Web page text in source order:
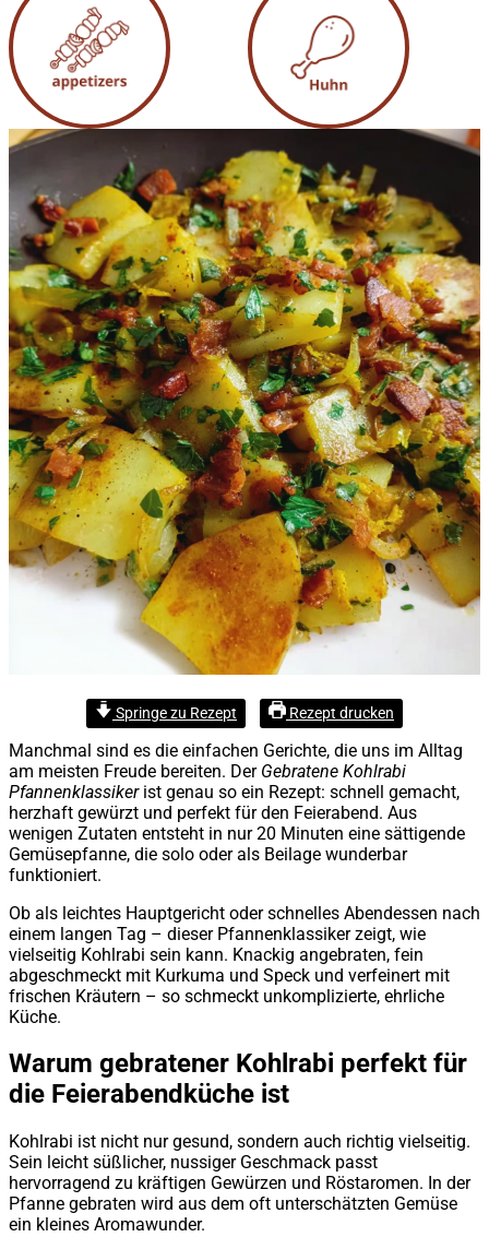
Springe zu Rezept Rezept drucken
Manchmal sind es die einfachen Gerichte, die uns im Alltag
am meisten Freude bereiten. Der Gebratene Kohlrabi
Pfannenklassikerist genau so ein Rezept: schnell gemacht,
herzhaft gewürzt und perfekt für den Feierabend. Aus
wenigen Zutaten entsteht in nur 20 Minuten eine sättigende
Gemüsepfanne, die solo oder als Beilage wunderbar
funktioniert.
Ob als leichtes Hauptgericht oder schnelles Abendessen nach
einem langen Tag – dieser Pfannenklassiker zeigt, wie
vielseitig Kohlrabi sein kann. Knackig angebraten, fein
abgeschmeckt mit Kurkuma und Speck und verfeinert mit
frischen Kräutern – so schmeckt unkomplizierte, ehrliche
Küche.
Warum gebratener Kohlrabi perfekt für
die Feierabendküche ist
Kohlrabi ist nicht nur gesund, sondern auch richtig vielseitig.
Sein leicht süßlicher, nussiger Geschmack passt
hervorragend zu kräftigen Gewürzen und Röstaromen. In der
Pfanne gebraten wird aus dem oft unterschätzten Gemüse
ein kleines Aromawunder.